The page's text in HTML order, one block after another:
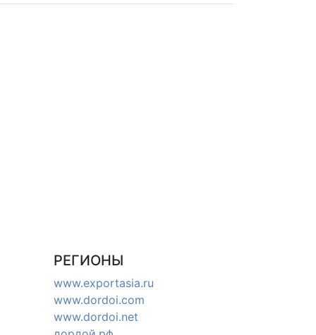
РЕГИОНЫ
www.exportasia.ru
www.dordoi.com
www.dordoi.net